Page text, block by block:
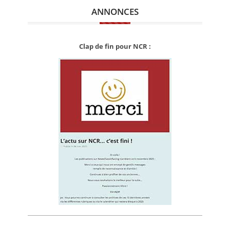
ANNONCES
Clap de fin pour NCR :